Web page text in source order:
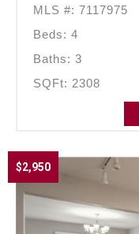
MLS #: 7117975
Beds: 4
Baths: 3
SQFt: 2308
$2,950